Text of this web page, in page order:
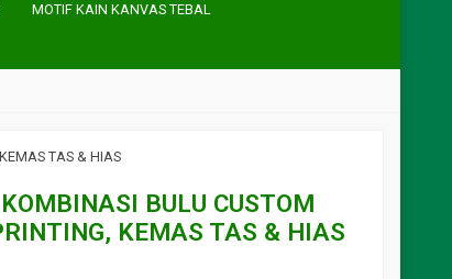
MOTIF KAIN KANVAS TEBAL
TAS & HIAS
BULU CUSTOM
KEMAS TAS & HIAS